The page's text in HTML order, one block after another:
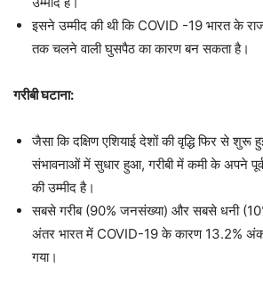
इसने उम्मीद की थी कि COVID -19 भारत के
तक चलने वाली घुसपैठ का कारण बन सकता है।
गरीबी घटाना:
जैसा कि दक्षिण एशियाई देशों की वृद्धि फिर से शुरू
संभावनाओं में सुधार हुआ, गरीबी में कमी के अपने
की उम्मीद है।
सबसे गरीब (90% जनसंख्या) और सबसे धनी
अंतर भारत में COVID-19 के कारण 13.2%
गया।